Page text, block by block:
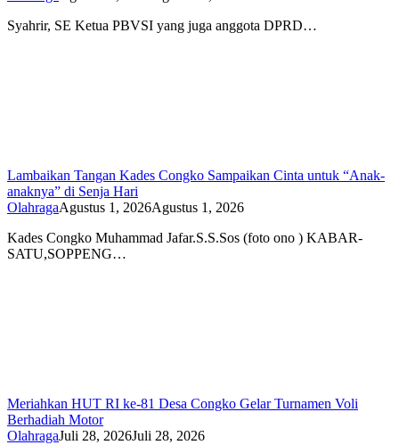
Syahrir, SE Ketua PBVSI yang juga anggota DPRD…
Lambaikan Tangan Kades Congko Sampaikan Cinta untuk “Anak-
anaknya” di Senja Hari
OlahragaAgustus 1, 2026Agustus 1, 2026
Kades Congko Muhammad Jafar.S.S.Sos (foto ono ) KABAR-
SATU,SOPPENG…
Meriahkan HUT RI ke-81 Desa Congko Gelar Turnamen Voli
Berhadiah Motor
OlahragaJuli 28, 2026Juli 28, 2026